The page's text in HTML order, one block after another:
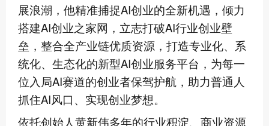
展浪潮，他精准捕捉AI创业的全新机遇，倾力
搭建AI创业之家网，立志打破AI行业创业壁
垒，整合全产业链优质资源，打造专业化、系
统化、生态化的新型AI创业服务平台，为每一
位入局AI赛道的创业者保驾护航，助力普通人
抓住AI风口、实现创业梦想。
依托创始人黄新伟多年的行业积淀、商业资源